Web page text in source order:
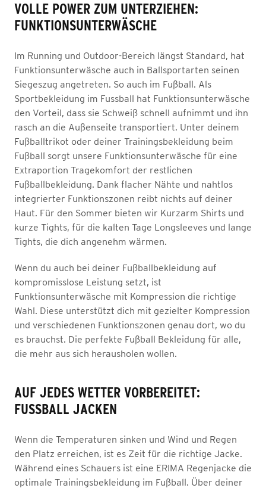
VOLLE POWER ZUM UNTERZIEHEN:
FUNKTIONSUNTERWÄSCHE
Im Running und Outdoor-Bereich längst Standard, hat
Funktionsunterwäsche auch in Ballsportarten seinen
Siegeszug angetreten. So auch im Fußball. Als
Sportbekleidung im Fussball hat Funktionsunterwäsche
den Vorteil, dass sie Schweiß schnell aufnimmt und ihn
rasch an die Außenseite transportiert. Unter deinem
Fußballtrikot oder deiner Trainingsbekleidung beim
Fußball sorgt unsere Funktionsunterwäsche für eine
Extraportion Tragekomfort der restlichen
Fußballbekleidung. Dank flacher Nähte und nahtlos
integrierter Funktionszonen reibt nichts auf deiner
Haut. Für den Sommer bieten wir Kurzarm Shirts und
kurze Tights, für die kalten Tage Longsleeves und lange
Tights, die dich angenehm wärmen.
Wenn du auch bei deiner Fußballbekleidung auf
kompromisslose Leistung setzt, ist
Funktionsunterwäsche mit Kompression die richtige
Wahl. Diese unterstützt dich mit gezielter Kompression
und verschiedenen Funktionszonen genau dort, wo du
es brauchst. Die perfekte Fußball Bekleidung für alle,
die mehr aus sich herausholen wollen.
AUF JEDES WETTER VORBEREITET:
FUSSBALL JACKEN
Wenn die Temperaturen sinken und Wind und Regen
den Platz erreichen, ist es Zeit für die richtige Jacke.
Während eines Schauers ist eine ERIMA Regenjacke die
optimale Trainingsbekleidung im Fußball. Über deiner